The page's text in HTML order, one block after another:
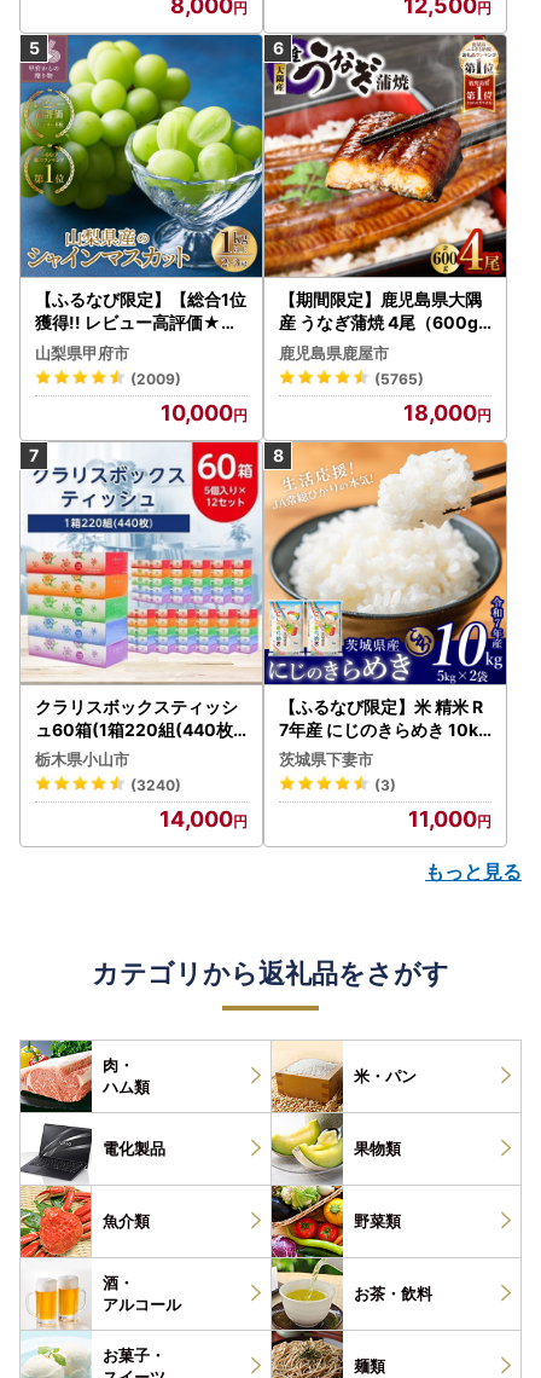
8,000 12,500
【ふるなび限定】【総合1位
獲得!! レビュー高評価★】
〈2026年度配送分〉山梨
県産 シャインマスカット 2
～3房（1.0kg以上）シャイ
ン フルーツ FN-Limited-S
P
山梨県甲府市
(2009)
10,000
【期間限定】鹿児島県大隅
産 うなぎ蒲焼 4尾（600g
） KN007-004-04-cp18
うなぎ 鰻 魚 惣菜 総菜
鹿児島県鹿屋市
(5765)
18,000
クラリスボックスティッシ
ュ60箱(1箱220組(440枚))
(5個入り×12セット)【配送
不可地域：離島・沖縄県】
【1256759】
栃木県小山市
(3240)
14,000
【ふるなび限定】米 精米 R
7年産 にじのきらめき 10kg
10月 FN-Limited-PR
茨城県下妻市
(3)
11,000
もっと見る
カテゴリから返礼品をさがす
肉・
ハム類
米・パン
電化製品 果物類
魚介類 野菜類
酒・
アルコール
お茶・ 飲料
お菓子・
麺類